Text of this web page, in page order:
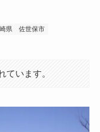
県 佐世保市
ています。